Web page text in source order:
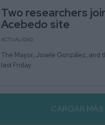
Two researchers
Acebedo site
ACTUALIDAD
The Mayor, Josele González,
last Friday
CARGAR MÁS